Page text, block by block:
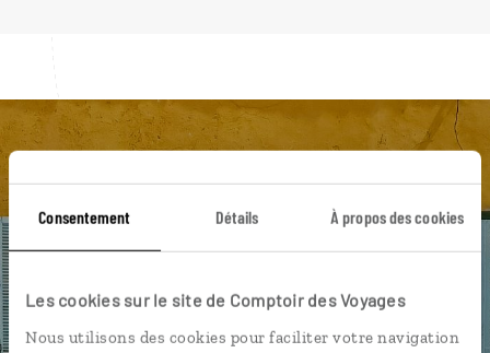
Consentement Détails À propos des cookies
Les cookies sur le site de Comptoir des Voyages
Nous utilisons des cookies pour faciliter votre navigation
Luciole,
l'appli qui vous guide au Sénégal
sénégalaise en 1 clic
Notre sélection de restaurants à